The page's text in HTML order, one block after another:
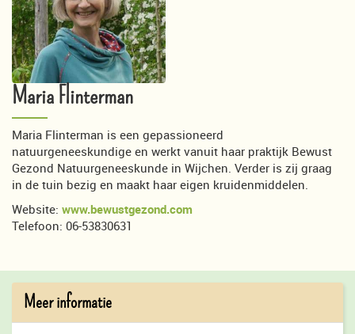
Maria Flinterman
Maria Flinterman is een gepassioneerd
natuurgeneeskundige en werkt vanuit haar praktijk Bewust
Gezond Natuurgeneeskunde in Wijchen. Verder is zij graag
in de tuin bezig en maakt haar eigen kruidenmiddelen.
Website: www.bewustgezond.com
Telefoon: 06-53830631
Meer informatie